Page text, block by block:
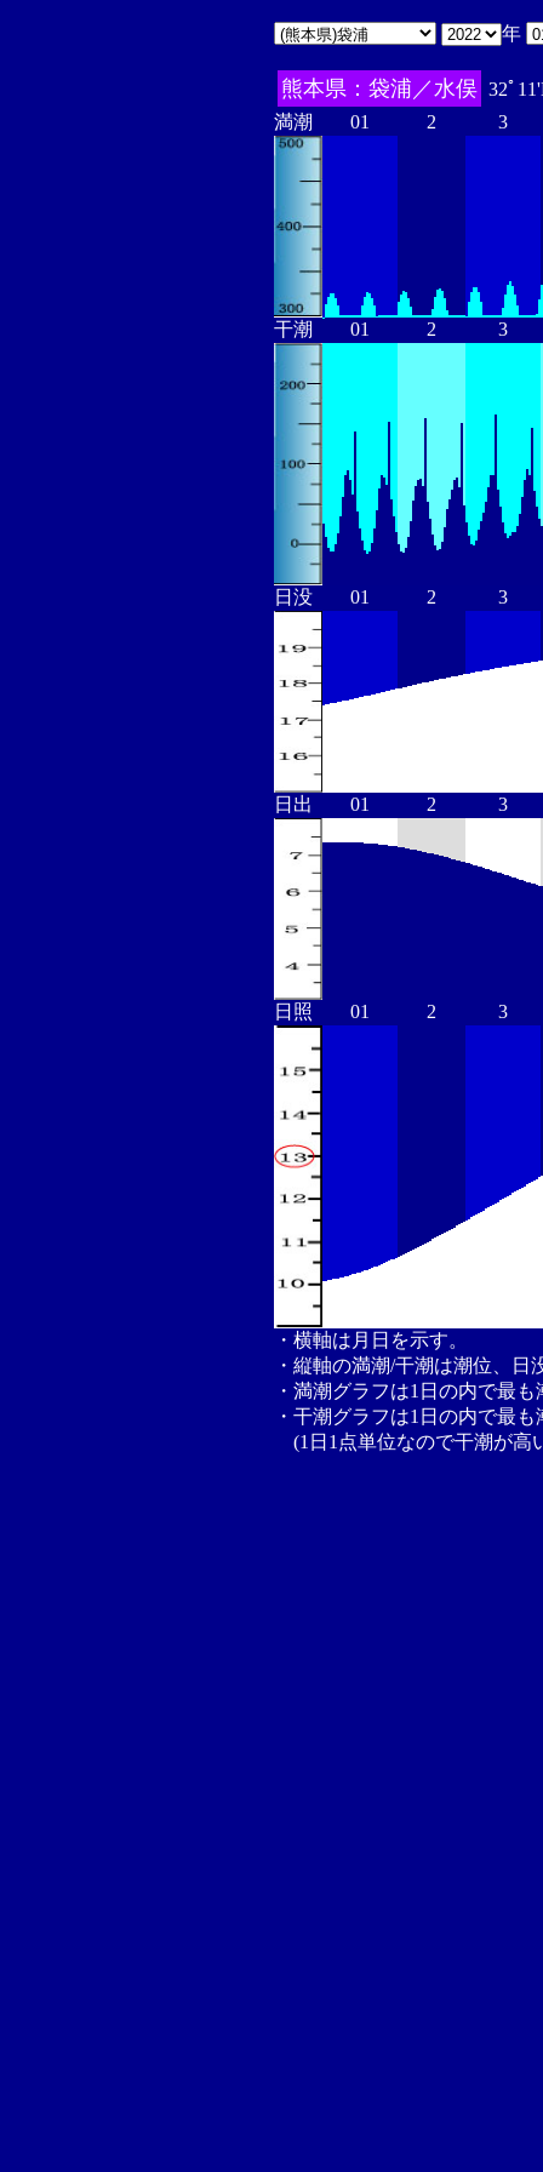
年
熊本県：袋浦／水俣 32ﾟ
満潮
01 2 3
干潮 01 2 3
日没 01 2 3
日出 01 2 3
日照 01 2 3
・横軸は月日を示す。
・縦軸の満潮/干潮は潮位、
・満潮グラフは1日の内で最
・干潮グラフは1日の内で最
(1日1点単位なので干潮が高